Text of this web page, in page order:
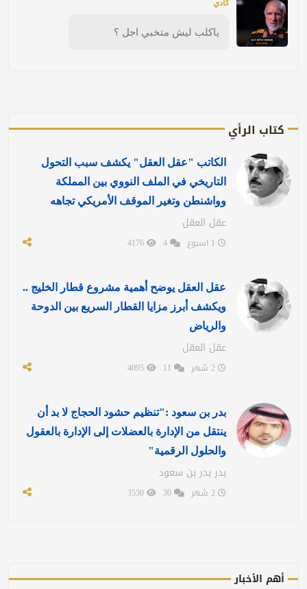
كادي
ياكلب ليش متخبي اجل ؟
كتاب الرأي
الكاتب "عقل العقل" يكشف سبب التحول
التاريخي في الملف النووي بين المملكة
وواشنطن وتغير الموقف الأمريكي تجاهه
عقل العقل
عقل العقل يوضح أهمية مشروع قطار الخليج ..
ويكشف أبرز مزايا القطار السريع بين الدوحة
والرياض
عقل العقل
بدر بن سعود :"تنظيم حشود الحجاج لا بد أن
ينتقل من الإدارة بالعضلات إلى الإدارة بالعقول
والحلول الرقمية"
بدر بدر بن سعود
أهم الأخبار